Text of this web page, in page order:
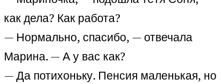
как дела? Как работа?
— Нормально, спасибо, — отвечала
Марина. — А у вас как?
— Да потихоньку. Пенсия маленькая, но